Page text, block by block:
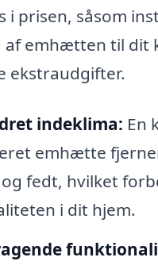
i prisen, såsom
af emhætten til dit
ekstraudgifter.
indeklima: En
emhætte
fedt, hvilket
i dit hjem.